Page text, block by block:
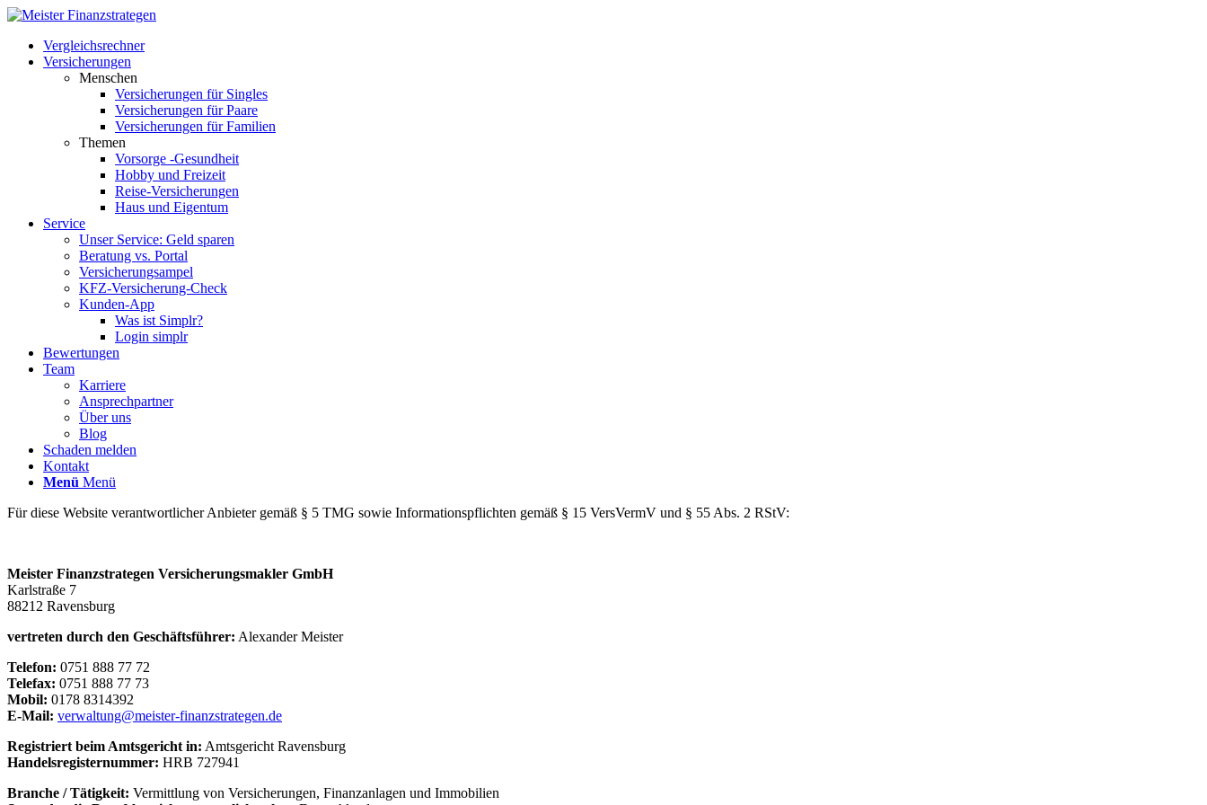
Vergleichsrechner
Versicherungen
Menschen
Versicherungen für Singles
Versicherungen für Paare
Versicherungen für Familien
Themen
Vorsorge -Gesundheit
Hobby und Freizeit
Reise-Versicherungen
Haus und Eigentum
Service
Unser Service: Geld sparen
Beratung vs. Portal
Versicherungsampel
KFZ-Versicherung-Check
Kunden-App
Was ist Simplr?
Login simplr
Bewertungen
Team
Karriere
Ansprechpartner
Über uns
Blog
Schaden melden
Kontakt
Menü Menü
Für diese Website verantwortlicher Anbieter gemäß § 5 TMG sowie Informationspflichten gemäß § 15 VersVermV und § 55 Abs. 2 RStV:
Meister Finanzstrategen Versicherungsmakler GmbH
Karlstraße 7
88212 Ravensburg
vertreten durch den Geschäftsführer: Alexander Meister
Telefon: 0751 888 77 72
Telefax: 0751 888 77 73
Mobil: 0178 8314392
E-Mail: verwaltung@meister-finanzstrategen.de
Registriert beim Amtsgericht in: Amtsgericht Ravensburg
Handelsregisternummer: HRB 727941
Branche / Tätigkeit: Vermittlung von Versicherungen, Finanzanlagen und Immobilien